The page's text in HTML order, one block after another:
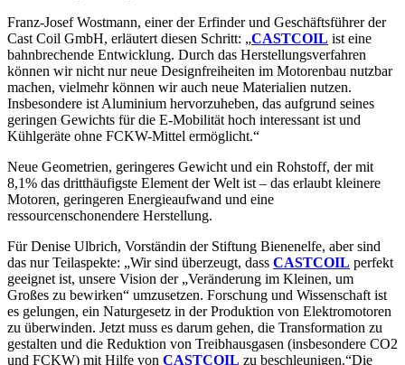
Franz-Josef Wostmann, einer der Erfinder und Geschäftsführer der
Cast Coil GmbH, erläutert diesen Schritt: „CASTCOIL ist eine
bahnbrechende Entwicklung. Durch das Herstellungsverfahren
können wir nicht nur neue Designfreiheiten im Motorenbau nutzbar
machen, vielmehr können wir auch neue Materialien nutzen.
Insbesondere ist Aluminium hervorzuheben, das aufgrund seines
geringen Gewichts für die E-Mobilität hoch interessant ist und
Kühlgeräte ohne FCKW-Mittel ermöglicht.“
Neue Geometrien, geringeres Gewicht und ein Rohstoff, der mit
8,1% das dritthäufigste Element der Welt ist – das erlaubt kleinere
Motoren, geringeren Energieaufwand und eine
ressourcenschonendere Herstellung.
Für Denise Ulbrich, Vorständin der Stiftung Bienenelfe, aber sind
das nur Teilaspekte: „Wir sind überzeugt, dass CASTCOIL perfekt
geeignet ist, unsere Vision der „Veränderung im Kleinen, um
Großes zu bewirken“ umzusetzen. Forschung und Wissenschaft ist
es gelungen, ein Naturgesetz in der Produktion von Elektromotoren
zu überwinden. Jetzt muss es darum gehen, die Transformation zu
gestalten und die Reduktion von Treibhausgasen (insbesondere CO2
und FCKW) mit Hilfe von CASTCOIL zu beschleunigen.“Die